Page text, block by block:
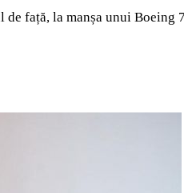
față, la manșa unui Boeing